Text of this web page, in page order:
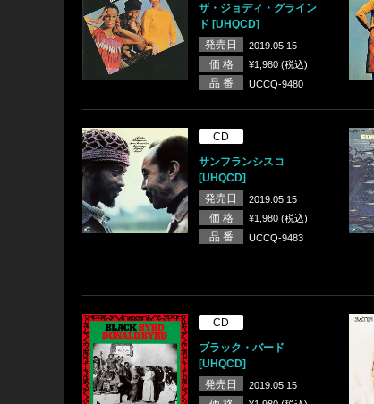
ザ・ジョディ・グライン
ド [UHQCD]
発売日
2019.05.15
価 格 ¥1,980 (税込)
品 番 UCCQ-9480
CD
サンフランシスコ
[UHQCD]
発売日
2019.05.15
価 格 ¥1,980 (税込)
品 番 UCCQ-9483
CD
ブラック・バード
[UHQCD]
発売日
2019.05.15